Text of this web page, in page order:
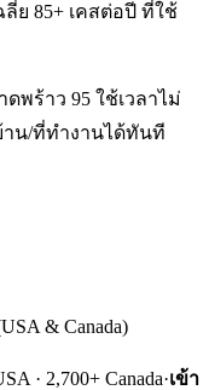
ย 85+ เคสต่อปี ที่ใช้
พร้าว 95 ใช้เวลาไม่
าน/ที่ทำงานได้ทันที
& Canada)
· 2,700+ Canada·เข้า